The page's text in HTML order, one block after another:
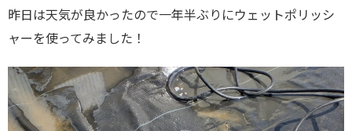
昨日は天気が良かったので一年半ぶりにウェットポリッシ
ャーを使ってみました！